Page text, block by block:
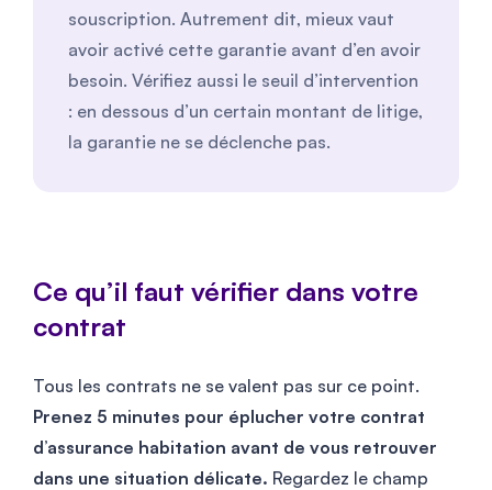
souscription. Autrement dit, mieux vaut
avoir activé cette garantie avant d’en avoir
besoin. Vérifiez aussi le seuil d’intervention
: en dessous d’un certain montant de litige,
la garantie ne se déclenche pas.
Ce qu’il faut vérifier dans votre
contrat
Tous les contrats ne se valent pas sur ce point.
Prenez 5 minutes pour éplucher votre contrat
d’assurance habitation avant de vous retrouver
dans une situation délicate. Regardez le champ